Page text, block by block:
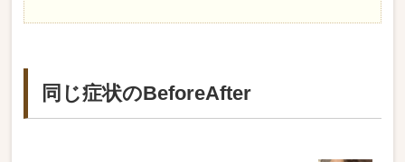
同じ症状のBeforeAfter